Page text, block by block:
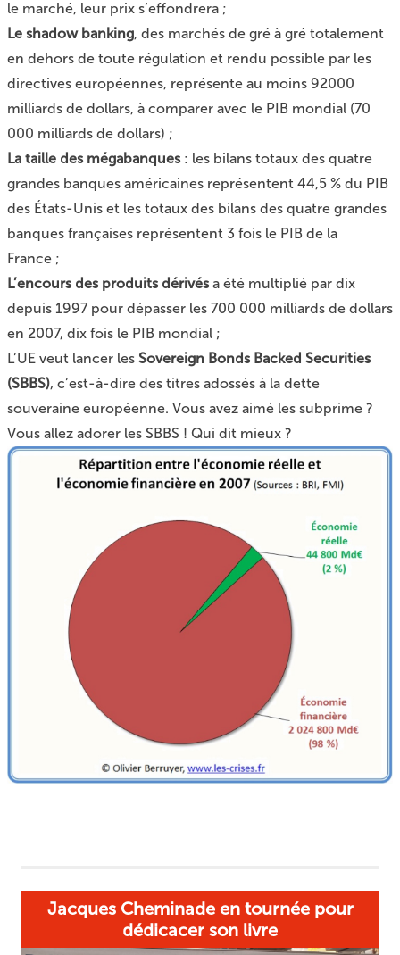
le marché, leur prix s’effondrera ;
Le shadow banking, des marchés de gré à gré totalement
en dehors de toute régulation et rendu possible par les
directives européennes, représente au moins 92000
milliards de dollars, à comparer avec le PIB mondial (70
000 milliards de dollars) ;
La taille des mégabanques: les bilans totaux des quatre
grandes banques américaines représentent 44,5 % du PIB
des États-Unis et les totaux des bilans des quatre grandes
banques françaises représentent 3 fois le PIB de la
France ;
L’encours des produits dérivésa été multiplié par dix
depuis 1997 pour dépasser les 700 000 milliards de dollars
en 2007, dix fois le PIB mondial ;
L’UE veut lancer les Sovereign Bonds Backed Securities
(SBBS), c’est-à-dire des titres adossés à la dette
souveraine européenne. Vous avez aimé les subprime ?
Vous allez adorer les SBBS ! Qui dit mieux ?
Jacques Cheminade en tournée pour
dédicacer son livre